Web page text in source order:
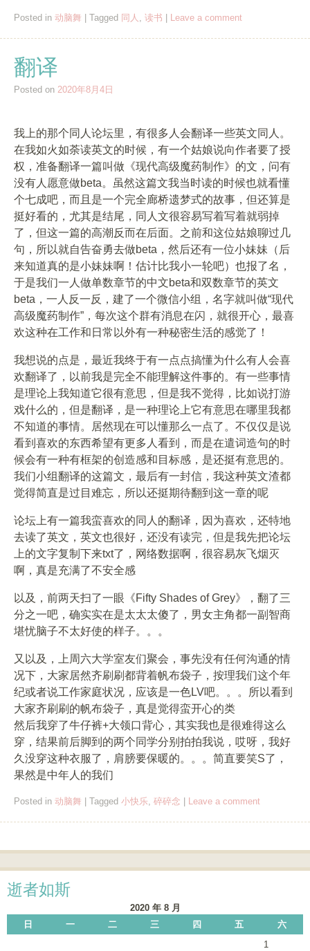
Posted in 动脑舞 Tagged 同人 , 读书 Leave a comment
翻译
Posted on 2020年8月4日
我上的那个同人论坛里，有很多人会翻译一些英文同人。
在我如火如荼读英文的时候，有一个姑娘说向作者要了授
权，准备翻译一篇叫做《现代高级魔药制作》的文，问有
没有人愿意做beta。虽然这篇文我当时读的时候也就看懂
个七成吧，而且是一个完全廊桥遗梦式的故事，但还算是
挺好看的，尤其是结尾，同人文很容易写着写着就弱掉
了，但这一篇的高潮反而在后面。之前和这位姑娘聊过几
句，所以就自告奋勇去做beta，然后还有一位小妹妹（后
来知道真的是小妹妹啊！估计比我小一轮吧）也报了名，
于是我们一人做单数章节的中文beta和双数章节的英文
beta，一人反一反，建了一个微信小组，名字就叫做“现代
高级魔药制作”，每次这个群有消息在闪，就很开心，最喜
欢这种在工作和日常以外有一种秘密生活的感觉了！
我想说的点是，最近我终于有一点点搞懂为什么有人会喜
欢翻译了，以前我是完全不能理解这件事的。有一些事情
是理论上我知道它很有意思，但是我不觉得，比如说打游
戏什么的，但是翻译，是一种理论上它有意思在哪里我都
不知道的事情。居然现在可以懂那么一点了。不仅仅是说
看到喜欢的东西希望有更多人看到，而是在遣词造句的时
候会有一种有框架的创造感和目标感，是还挺有意思的。
我们小组翻译的这篇文，最后有一封信，我这种英文渣都
觉得简直是过目难忘，所以还挺期待翻到这一章的呢
论坛上有一篇我蛮喜欢的同人的翻译，因为喜欢，还特地
去读了英文，英文也很好，还没有读完，但是我先把论坛
上的文字复制下来txt了，网络数据啊，很容易灰飞烟灭
啊，真是充满了不安全感
以及，前两天扫了一眼《Fifty Shades of Grey》，翻了三
分之一吧，确实实在是太太太傻了，男女主角都一副智商
堪忧脑子不太好使的样子。。。
又以及，上周六大学室友们聚会，事先没有任何沟通的情
况下，大家居然齐刷刷都背着帆布袋子，按理我们这个年
纪或者说工作家庭状况，应该是一色LV吧。。。所以看到
大家齐刷刷的帆布袋子，真是觉得蛮开心的类
然后我穿了牛仔裤+大领口背心，其实我也是很难得这么
穿，结果前后脚到的两个同学分别拍拍我说，哎呀，我好
久没穿这种衣服了，肩膀要保暖的。。。简直要笑S了，
果然是中年人的我们
Posted in 动脑舞 Tagged 小快乐, 碎碎念 Leave a comment
Post navigation
逝者如斯
2020 年 8 月
日
一 二 三 四 五
六
1